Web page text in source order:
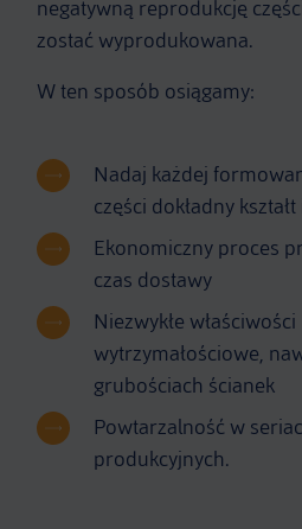
negatywną reprodukcję
zostać wyprodukowana.
W ten sposób osiągamy:
Nadaj każdej
części dokładny
Ekonomiczny proces
czas dostawy
Niezwykłe właściwości
wytrzymałościowe,
grubościach ścianek
Powtarzalność w
produkcyjnych.